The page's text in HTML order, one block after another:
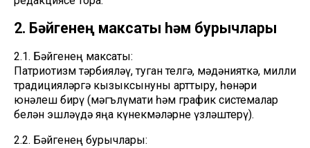
2. Бәйгенең максаты һәм бурычлары
2.1. Бәйгенең максаты:
Патриотизм тәрбияләү, туган телгә, мәдәнияткә, милли
традицияләргә кызыксынуны арттыру, һөнәри
юнәлеш бирү (мәгълүмати һәм график системалар
белән эшләүдә яңа күнекмәләрне үзләштерү).
2.2. Бәйгенең бурычлары: